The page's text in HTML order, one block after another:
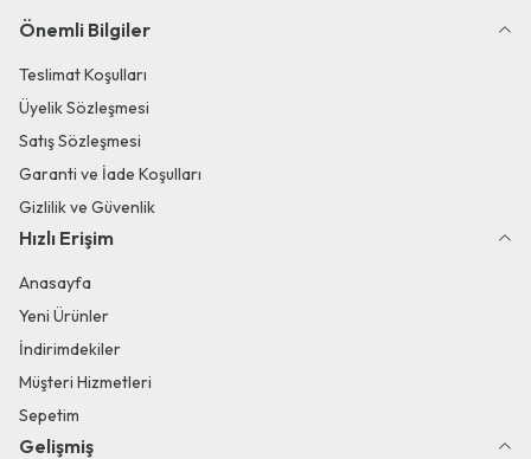
Önemli Bilgiler
Teslimat Koşulları
Üyelik Sözleşmesi
Satış Sözleşmesi
Garanti ve İade Koşulları
Gizlilik ve Güvenlik
Hızlı Erişim
Anasayfa
Yeni Ürünler
İndirimdekiler
Müşteri Hizmetleri
Sepetim
Gelişmiş